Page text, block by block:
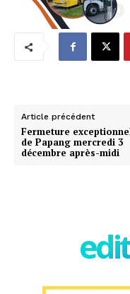
Article précédent
Fermeture
de Papang mercredi 3
décembre après-midi